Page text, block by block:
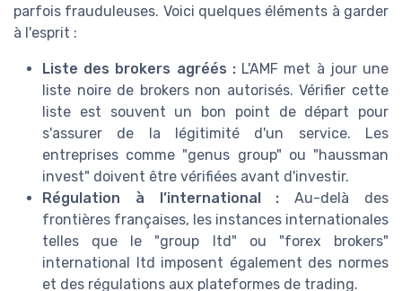
parfois frauduleuses. Voici quelques éléments à garder
à l'esprit :
Liste des brokers agréés :L'AMF met à jour une
liste noire de brokers non autorisés. Vérifier cette
liste est souvent un bon point de départ pour
s'assurer de la légitimité d'un service. Les
entreprises comme "genus group" ou "haussman
invest" doivent être vérifiées avant d'investir.
Régulation à l’international : Au-delà des
frontières françaises, les instances internationales
telles que le "group ltd" ou "forex brokers"
international ltd imposent également des normes
et des régulations aux plateformes de trading.